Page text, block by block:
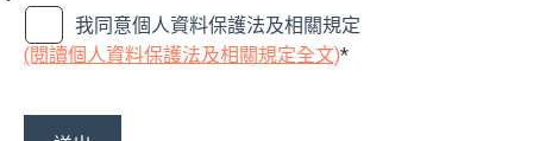
我同意個人資料保護法及相關規定
(閱讀個人資料保護法及相關規定全文)*